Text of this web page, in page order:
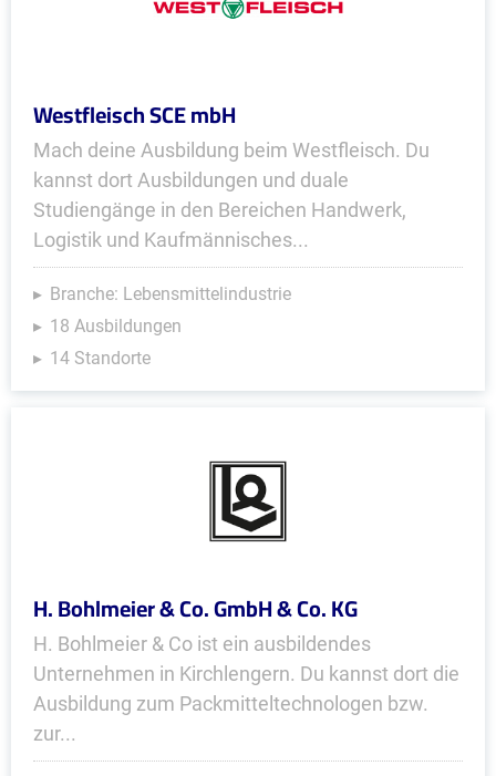
Westfleisch SCE mbH
Mach deine Ausbildung beim Westfleisch. Du
kannst dort Ausbildungen und duale
Studiengänge in den Bereichen Handwerk,
Logistik und Kaufmännisches...
Branche: Lebensmittelindustrie
18 Ausbildungen
14 Standorte
H. Bohlmeier & Co. GmbH & Co. KG
H. Bohlmeier & Co ist ein ausbildendes
Unternehmen in Kirchlengern. Du kannst dort die
Ausbildung zum Packmitteltechnologen bzw.
zur...